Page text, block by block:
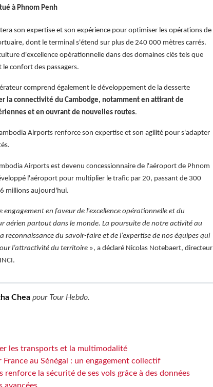
à Phnom Penh
son expertise et son expérience pour optimiser les opérations de
dont le terminal s'étend sur plus de 240 000 mètres carrés.
d'excellence opérationnelle dans des domaines clés tels que
le confort des passagers.
comprend également le développement de la desserte
la connectivité du Cambodge, notamment en attirant de
et en ouvrant de nouvelles routes.
Airports renforce son expertise et son agilité pour s'adapter
Airports est devenu concessionnaire de l'aéroport de Phnom
l'aéroport pour multiplier le trafic par 20, passant de 300
millions aujourd'hui.
engagement en faveur de l'excellence opérationnelle et du
aérien partout dans le monde. La poursuite de notre activité au
reconnaissance du savoir-faire et de l’expertise de nos équipes qui
l’attractivité du territoire», a déclaré Nicolas Notebaert, directeur
Cheapour Tour Hebdo.
les transports et la multimodalité
France au Sénégal : un engagement collectif
renforce la sécurité de ses vols grâce à des données
avancées